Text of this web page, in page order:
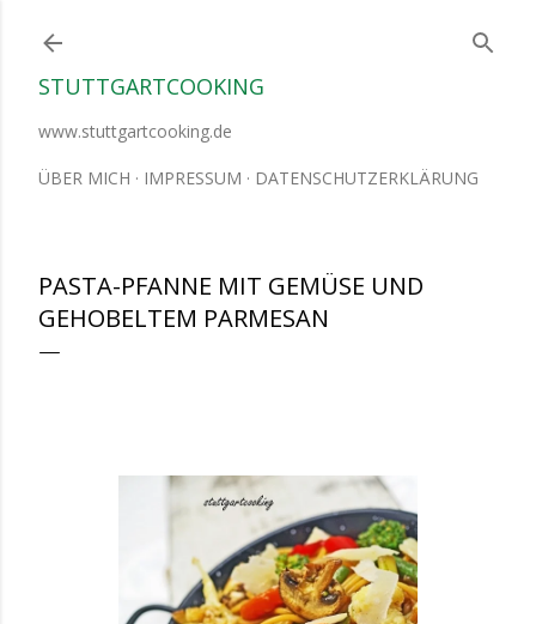
STUTTGARTCOOKING
www.stuttgartcooking.de
ÜBER MICH IMPRESSUM DATENSCHUTZERKLÄRUNG
PASTA-PFANNE MIT GEMÜSE UND
GEHOBELTEM PARMESAN